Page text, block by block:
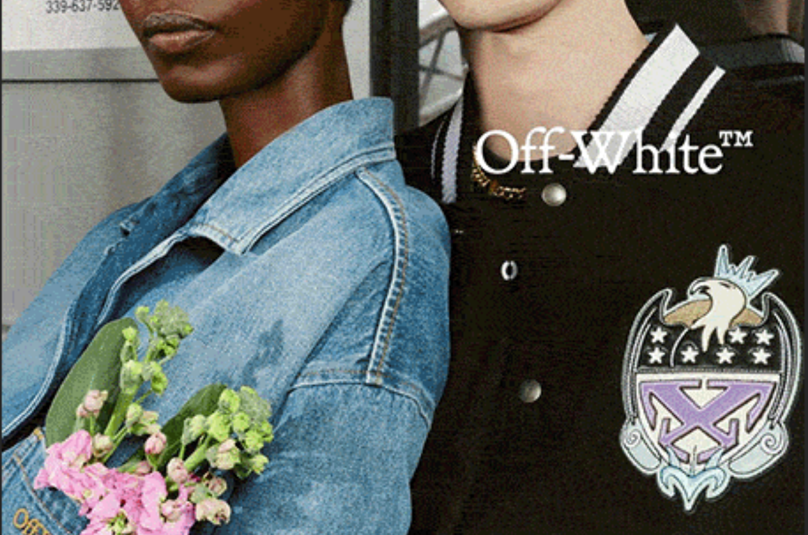
OZIERI.
Sa ballada ‘e su fogu è il quarto brano presente nell’album Xilema dei Bonayres di Ozieri
rilasciato sulle piattaforme online. Rispetto ai precedenti, assistiamo all’affiancamento delle voci di
Laura Mulas e di Antonio Porcu che alternano la parte solista a quella duettata mentre la musica inizia
con un atmosfera oppressiva e ossessiva a rimarcare il tema doloroso e pesante dell’incendio di
Curragghja del 1983. La parte centrale invece si sviluppa su un tempo marcatamente jazz costruito sulla
batteria di Antonello Muscas.
Il brano riprende un componimento scritto da Vincenzo Becciu (1941-1991), pittore e poeta ozierese.
ARTICOLI RECENTI
Ad Alà dei Sardi la XXIII Rassegna
Internazionale del Folklore
7 Agosto 2026